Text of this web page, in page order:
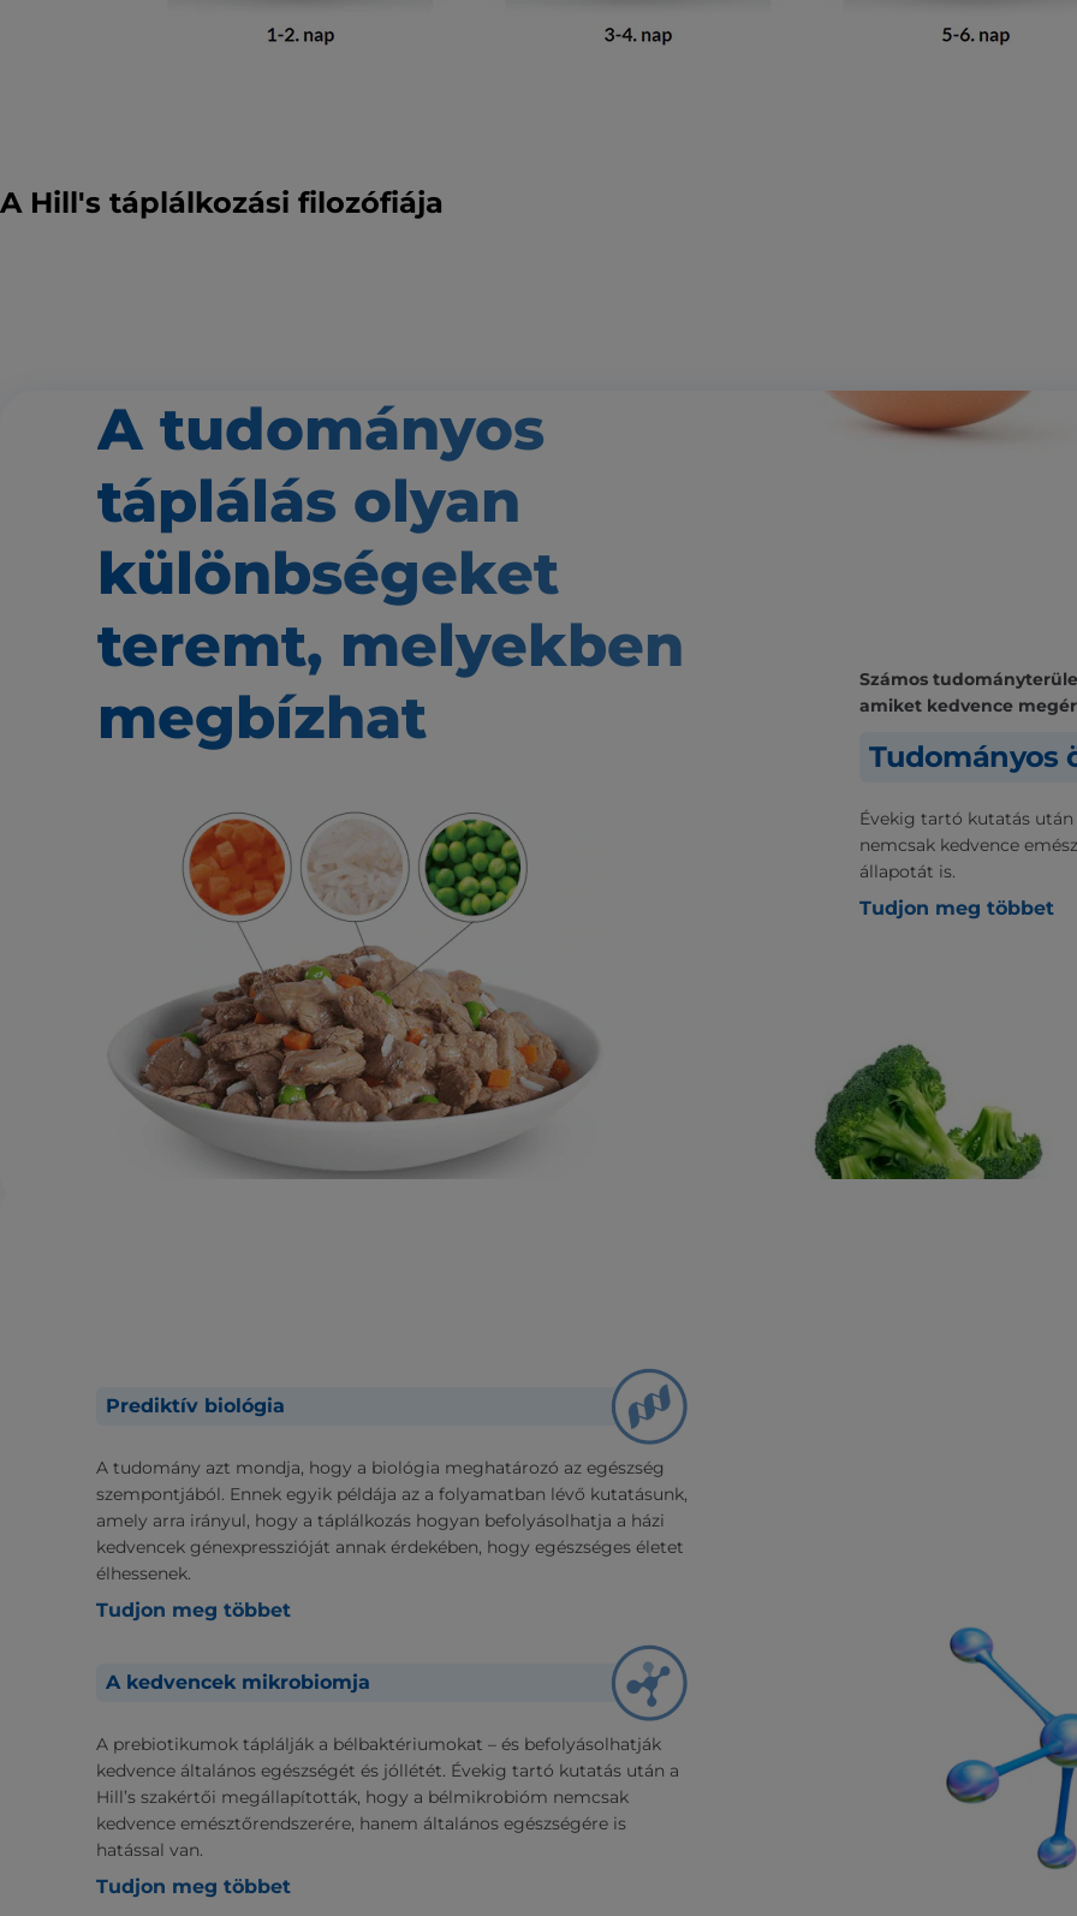
A Hill's táplálkozási filozófiája
A tudományos
táplálás olyan
különbségeket
teremt, melyekben
megbízhat
Számos
amiket kedvence
Tudományos
Évekig tartó kutatás
nemcsak kedvence
állapotát is.
Tudjon meg többet
Prediktív biológia
A tudomány azt mondja, hogy a biológia meghatározó az egészség
szempontjából. Ennek egyik példája az a folyamatban lévő kutatásunk,
amely arra irányul, hogy a táplálkozás hogyan befolyásolhatja a házi
kedvencek génexpresszióját annak érdekében, hogy egészséges életet
élhessenek.
Tudjon meg többet
A kedvencek mikrobiomja
A prebiotikumok táplálják a bélbaktériumokat – és befolyásolhatják
kedvence általános egészségét és jóllétét. Évekig tartó kutatás után a
Hill’s szakértői megállapították, hogy a bélmikrobióm nemcsak
kedvence emésztőrendszerére, hanem általános egészségére is
hatással van.
Tudjon meg többet